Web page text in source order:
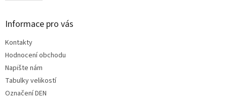
Informace pro vás
Kontakty
Hodnocení obchodu
Napište nám
Tabulky velikostí
Označení DEN